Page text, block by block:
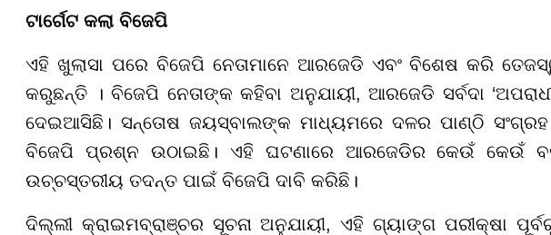
ଟାର୍ଗେଟ କଲା ବିଜେପି
ଏହି ଖୁଲାସା ପରେ ବିଜେପି ନେତାମାନେ ଆରଜେଡି ଏବଂ ବିଶେଷ କରି
କରୁଛନ୍ତି । ବିଜେପି ନେତାଙ୍କ କହିବା ଅନୁଯାୟୀ, ଆରଜେଡି ସର୍ବଦା
ଦେଇଆସିଛି। ସନ୍ତୋଷ ଜୟସ୍ବାଲଙ୍କ ମାଧ୍ୟମରେ ଦଳର ପାଣ୍ଠି ସଂଗ୍ରହ
ବିଜେପି ପ୍ରଶ୍ନ ଉଠାଇଛି। ଏହି ଘଟଣାରେ ଆରଜେଡିର କେଉଁ କେଉଁ ବଡ଼
ଉଚ୍ଚସ୍ତରୀୟ ତଦନ୍ତ ପାଇଁ ବିଜେପି ଦାବି କରିଛି।
ଦିଲ୍ଲୀ କ୍ରାଇମବ୍ରାଞ୍ଚର ସୂଚନା ଅନୁଯାୟୀ, ଏହି ଗ୍ୟାଙ୍ଗ ପରୀକ୍ଷା